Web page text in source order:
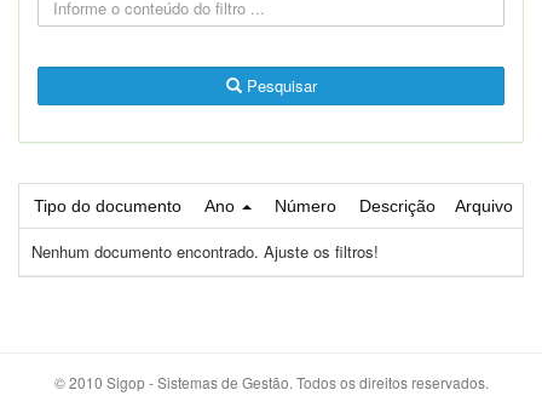
Pesquisar
Tipo do documento Ano Número Descrição Arquivo
Nenhum documento encontrado. Ajuste os filtros!
© 2010 Sigop - Sistemas de Gestão. Todos os direitos reservados.